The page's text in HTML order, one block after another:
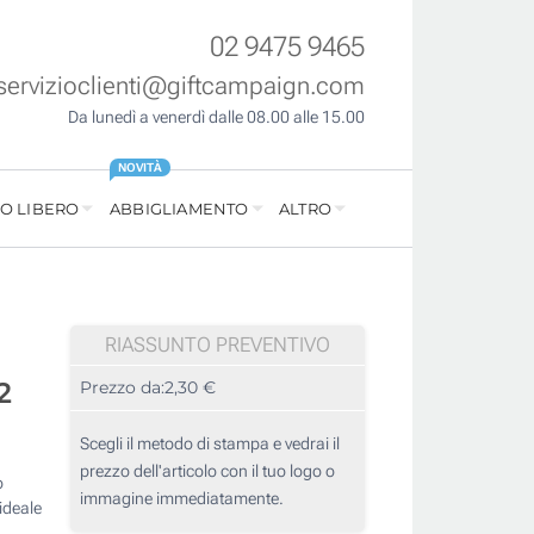
02 9475 9465
Da lunedì a venerdì dalle 08.00 alle 15.00
LIBERO ABBIGLIAMENTO
NOVITÀ
ALTRO
RIASSUNTO PREVENTIVO
Prezzo da:2,30 €
Scegli il metodo di stampa e vedrai il
prezzo dell'articolo con il tuo logo o
immagine immediatamente.